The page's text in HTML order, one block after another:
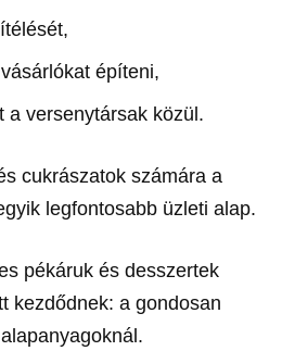
építeni,
a versenytársak közül.
cukrászatok számára a
legfontosabb üzleti alap.
pékáruk és desszertek
kezdődnek: a gondosan